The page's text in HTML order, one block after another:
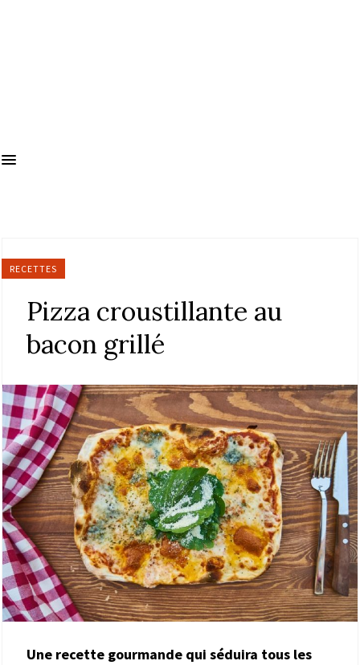
RECETTES
Pizza croustillante au
bacon grillé
Une recette gourmande qui séduira tous les